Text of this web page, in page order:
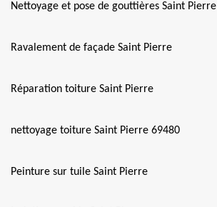
Nettoyage et pose de gouttières Saint Pierre
Ravalement de façade Saint Pierre
Réparation toiture Saint Pierre
nettoyage toiture Saint Pierre 69480
Peinture sur tuile Saint Pierre